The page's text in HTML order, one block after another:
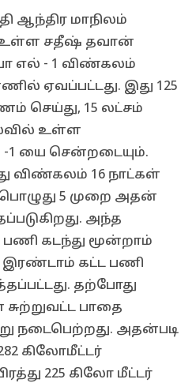
ஆந்திர மாநிலம்
உள்ள சதீஷ் தவான்
எல் - 1 விண்கலம்
ஏவப்பட்டது. இது 125
செய்து, 15 லட்சம்
உள்ள
-1 யை சென்றடையும்.
விண்கலம் 16 நாட்கள்
பொழுது 5 முறை அதன்
அந்த
கடந்து மூன்றாம்
இரண்டாம் கட்ட பணி
தற்போது
பாதை
நடைபெற்றது. அதன்படி
கிலோமீட்டர்
225 கிலோ மீட்டர்